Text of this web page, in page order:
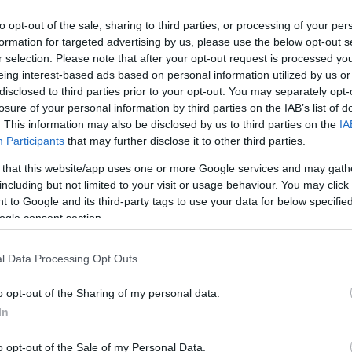
opt-out of the sale, sharing to third parties, or processing of your
for targeted advertising by us, please use the below opt-out
selection. Please note that after your opt-out request is processed
interest-based ads based on personal information utilized by us
to third parties prior to your opt-out. You may separately
of your personal information by third parties on the IAB’s list of
This information may also be disclosed by us to third parties on the
Participants that may further disclose it to other third parties.
that this website/app uses one or more Google services and may
but not limited to your visit or usage behaviour. You may
to Google and its third-party tags to use your data for below
consent section.
Data Processing Opt Outs
opt-out of the Sharing of my personal data.
opt-out of the Sale of my Personal Data.
σε κατάστημα εστίασης, ΦΩΤΟ
που φρόντισαν για την αποκατάσταση της
του συγκεκριμένου περιστατικού.
σε ανοιχτή γραμμή με τον Πολίτη
παράπονα, καταγγελίες ή ιδέες για τη γειτονιά σου.